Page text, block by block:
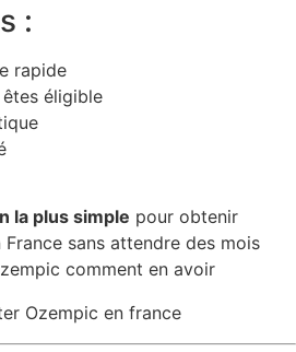
:
rapide
éligible
la plus simple pour obtenir
sans attendre des mois
comment en avoir